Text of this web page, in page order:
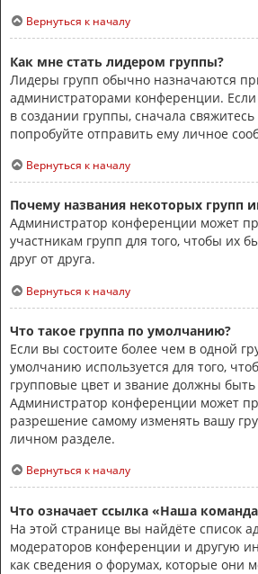
Вернуться к началу
Как мне стать лидером группы?
Лидеры групп обычно назначаются
администраторами конференции.
в создании группы, сначала
попробуйте отправить ему личное
Вернуться к началу
Почему названия некоторых групп
Администратор конференции может
участникам групп для того, чтобы их
друг от друга.
Вернуться к началу
Что такое группа по умолчанию?
Если вы состоите более чем в одной
умолчанию используется для того,
групповые цвет и звание должны
Администратор конференции может
разрешение самому изменять вашу
личном разделе.
Вернуться к началу
Что означает ссылка «Наша
На этой странице вы найдёте список
модераторов конференции и другую
как сведения о форумах, которые они